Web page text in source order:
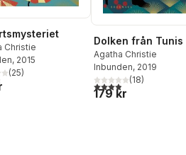
Christie
, 2015
5 stjärnor. Totalt antal röster:
(25)
Dolken från Tunis
Agatha Christie
Inbunden, 2019
3,9utav 5 stjärnor.
(18)
179 kr